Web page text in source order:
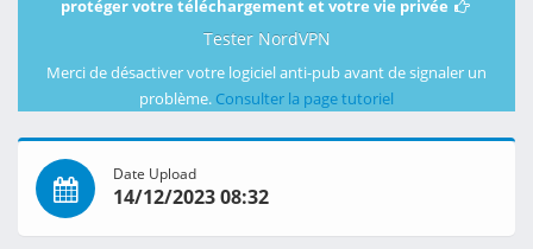
protéger votre téléchargement et votre vie privée
Tester NordVPN
Merci de désactiver votre logiciel anti-pub avant de signaler un
problème. Consulter la page tutoriel
Date Upload
14/12/2023 08:32